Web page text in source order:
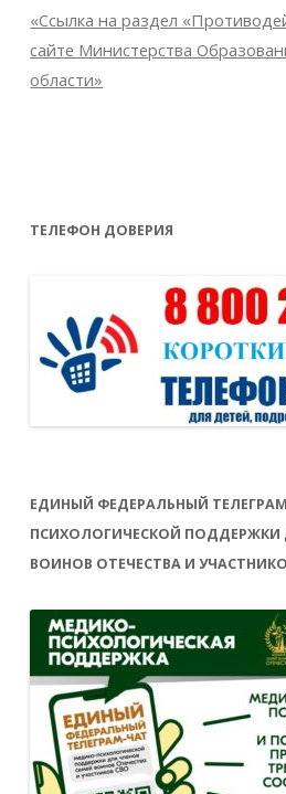
«Ссылка на раздел
сайте Министерства
области»
ТЕЛЕФОН ДОВЕРИЯ
ЕДИНЫЙ ФЕДЕРАЛЬНЫЙ
ПСИХОЛОГИЧЕСКОЙ ПОДДЕРЖКИ
ВОИНОВ ОТЕЧЕСТВА И